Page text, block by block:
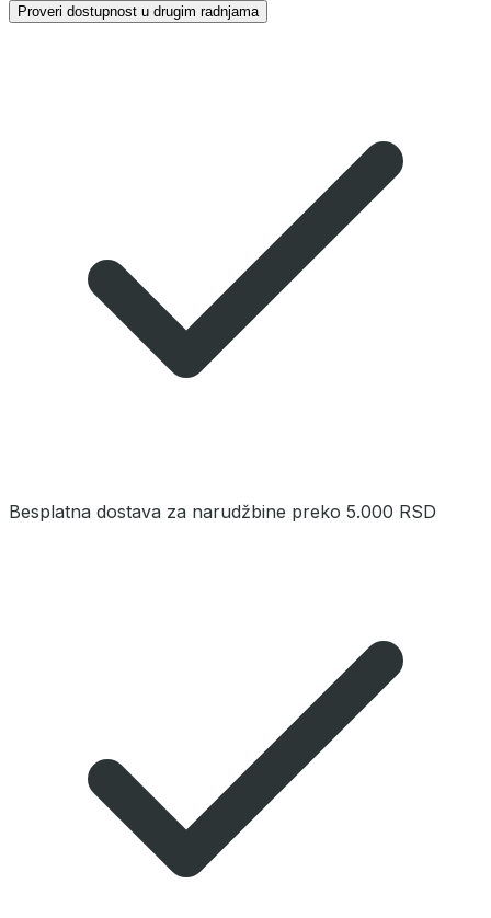
Proveri dostupnost u drugim radnjama
Besplatna dostava za narudžbine preko 5.000 RSD